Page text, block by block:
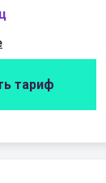
тариф